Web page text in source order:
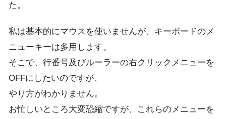
た。
私は基本的にマウスを使いませんが、キーボードのメ
ニューキーは多用します。
そこで、行番号及びルーラーの右クリックメニューを
OFFにしたいのですが、
やり方がわかりません。
お忙しいところ大変恐縮ですが、これらのメニューを